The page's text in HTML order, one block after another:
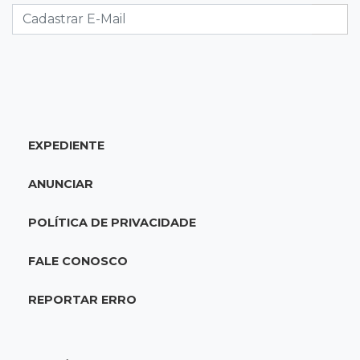
Denúncia leva ao resgate de irmãos deixados
sozinhos em casa trancada
Entre escolas com nota divulgada, 3 estaduais
policiais militares
EXPEDIENTE
ANUNCIAR
POLÍTICA DE PRIVACIDADE
FALE CONOSCO
REPORTAR ERRO